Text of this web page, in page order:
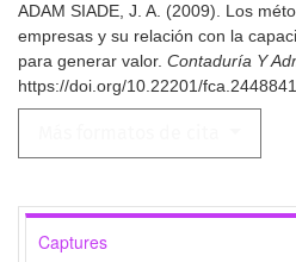
ADAM SIADE, J. A. (2009). Los
empresas y su relación con la
para generar valor. Contaduría Y
https://doi.org/10.22201/
Captures